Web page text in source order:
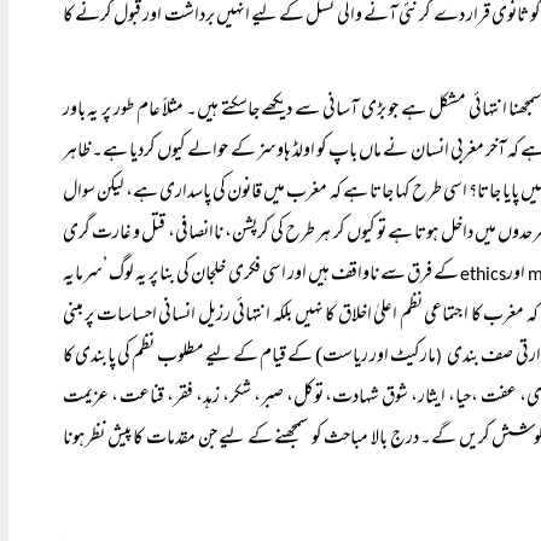
کو ثانوی قرار دے کر نئی آنے والی نسل کے لیے انہیں برداشت اور قبول کرنے کا
مشکل ہے جو بڑی آسانی سے دیکھے جاسکتے ہیں۔ مثلاً عام طور پر یہ باور
آخر مغربی انسان نے ماں باپ کو اولڈ ہاوسز کے حوالے کیوں کردیا ہے۔ ظاہر
جاتا؟ اسی طرح کہا جاتا ہے کہ مغرب میں قانون کی پاسداری ہے، لیکن سوال
میں داخل ہوتا ہے تو کیوں کر ہر طرح کی کرپشن، ناانصافی، قتل و غارت گری
اورethicsکے فرق سے ناواقف ہیں اور اسی فکری خلجان کی بنا پر یہ لوگ ’سرمایہ
کا اجتماعی نظم اعلیٰ اخلاق کا نہیں بلکہ انتہائی رزیل انسانی احساسات پر مبنی
صف بندی (مارکیٹ اور ریاست) کے قیام کے لیے مطلوب نظم کی پابندی کا
،حیا، ایثار، شوق شہادت، توکل، صبر، شکر، زہد، فقر، قناعت ، عزیمت
کوشش کریں گے۔ درج بالا مباحث کو سمجھنے کے لیے جن مقدمات کا پیش نظر ہونا